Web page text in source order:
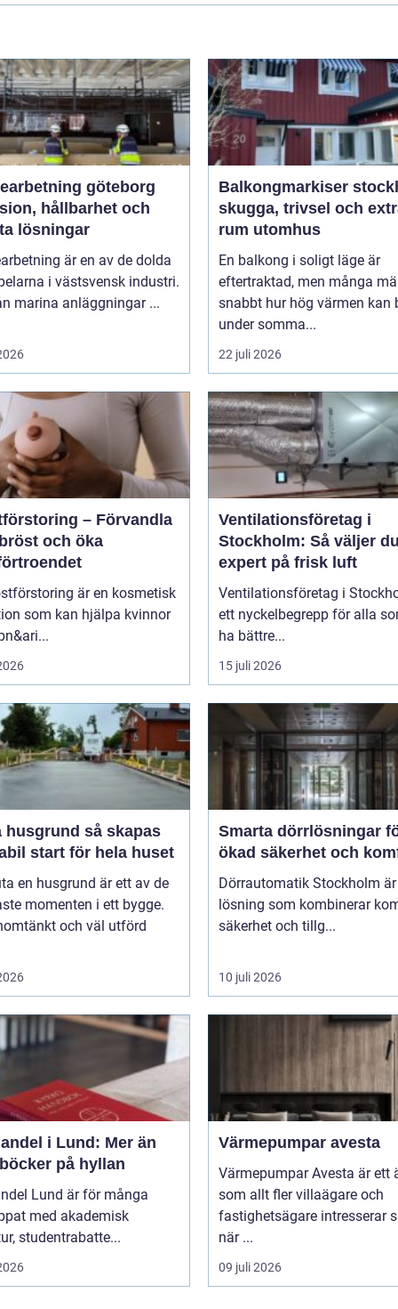
göteborg
hållbarhet och
lösningar
är en av de dolda
i västsvensk industri.
marina anläggningar ...
Balkongmarkiser
skugga, trivsel och
rum utomhus
En balkong i soligt läge är
eftertraktad, men många
snabbt hur hög värmen kan
under somma...
22 juli 2026
– Förvandla
och öka
är en kosmetisk
som kan hjälpa kvinnor
Ventilationsföretag i
Stockholm: Så väljer
expert på frisk luft
Ventilationsföretag i
ett nyckelbegrepp för alla
ha bättre...
15 juli 2026
så skapas
start för hela huset
en husgrund är ett av de
momenten i ett bygge.
och väl utförd
Smarta dörrlösningar
ökad säkerhet och
Dörrautomatik Stockholm
lösning som kombinerar
säkerhet och tillg...
10 juli 2026
i Lund: Mer än
på hyllan
Lund är för många
med akademisk
studentrabatte...
Värmepumpar avesta
Värmepumpar Avesta är ett
som allt fler villaägare och
fastighetsägare intresserar
när ...
09 juli 2026